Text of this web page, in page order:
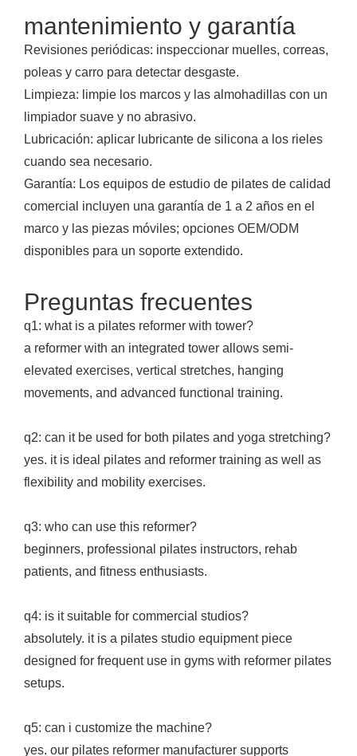
mantenimiento y garantía
Revisiones periódicas: inspeccionar muelles, correas,
poleas y carro para detectar desgaste.
Limpieza: limpie los marcos y las almohadillas con un
limpiador suave y no abrasivo.
Lubricación: aplicar lubricante de silicona a los rieles
cuando sea necesario.
Garantía: Los equipos de estudio de pilates de calidad
comercial incluyen una garantía de 1 a 2 años en el
marco y las piezas móviles; opciones OEM/ODM
disponibles para un soporte extendido.
Preguntas frecuentes
q1: what is a pilates reformer with tower?
a reformer with an integrated tower allows semi-
elevated exercises, vertical stretches, hanging
movements, and advanced functional training.
q2: can it be used for both pilates and yoga stretching?
yes. it is ideal pilates and reformer training as well as
flexibility and mobility exercises.
q3: who can use this reformer?
beginners, professional pilates instructors, rehab
patients, and fitness enthusiasts.
q4: is it suitable for commercial studios?
absolutely. it is a pilates studio equipment piece
designed for frequent use in gyms with reformer pilates
setups.
q5: can i customize the machine?
yes. our pilates reformer manufacturer supports